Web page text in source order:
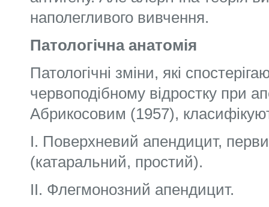
наполегливого вивчення.
Патологічна анатомія
Патологічні зміни, які
червоподібному відростку при
Абрикосовим (1957),
I. Поверхневий апендицит,
(катаральний, простий).
II. Флегмонозний апендицит.